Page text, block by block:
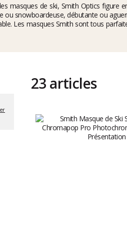
masques de ski, Smith Optics
ou snowboardeuse, débutante ou
Les masques Smith sont tous
23 articles